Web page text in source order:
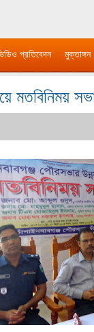
প্রতিবেদন মুক্তাঙ্গন
মতবিনিময়